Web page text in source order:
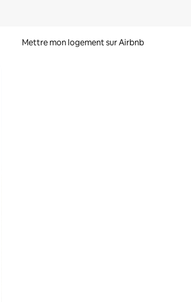
Mettre mon logement sur Airbnb